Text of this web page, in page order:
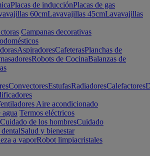
Placas de inducciónPlacas de gas
60cmLavavajillas 45cmLavavajillas
Campanas decorativas
AspiradoresCafeterasPlanchas de
Robots de CocinaBalanzas de
ConvectoresEstufasRadiadoresCalefactores
Aire acondicionado
agua Termos eléctricos
Cuidado de los hombresCuidado
Salud y bienestar
a vaporRobot limpiacristales